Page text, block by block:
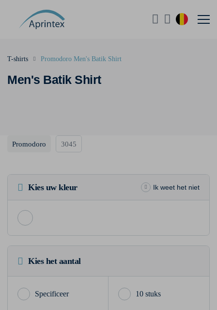
Men's Batik Shirt
T-shirts Promodoro Men's Batik Shirt
Promodoro 3045
Kies uw kleur Ik weet het niet
Kies het aantal
10 stuks